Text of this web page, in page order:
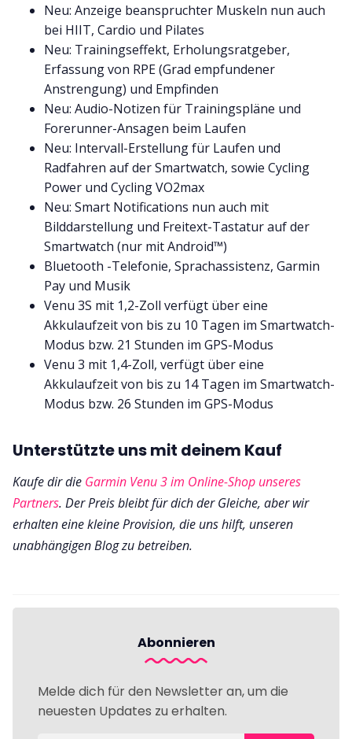
Neu: Anzeige beanspruchter Muskeln nun auch
bei HIIT, Cardio und Pilates
Neu: Trainingseffekt, Erholungsratgeber,
Erfassung von RPE (Grad empfundener
Anstrengung) und Empfinden
Neu: Audio-Notizen für Trainingspläne und
Forerunner-Ansagen beim Laufen
Neu: Intervall-Erstellung für Laufen und
Radfahren auf der Smartwatch, sowie Cycling
Power und Cycling VO2max
Neu: Smart Notifications nun auch mit
Bilddarstellung und Freitext-Tastatur auf der
Smartwatch (nur mit Android™)
Bluetooth -Telefonie, Sprachassistenz, Garmin
Pay und Musik
Venu 3S mit 1,2-Zoll verfügt über eine
Akkulaufzeit von bis zu 10 Tagen im Smartwatch-
Modus bzw. 21 Stunden im GPS-Modus
Venu 3 mit 1,4-Zoll, verfügt über eine
Akkulaufzeit von bis zu 14 Tagen im Smartwatch-
Modus bzw. 26 Stunden im GPS-Modus
Unterstützte uns mit deinem Kauf
Kaufe dir die Garmin Venu 3 im Online-Shop unseres
Partners. Der Preis bleibt für dich der Gleiche, aber wir
erhalten eine kleine Provision, die uns hilft, unseren
unabhängigen Blog zu betreiben.
Abonnieren
Melde dich für den Newsletter an, um die
neuesten Updates zu erhalten.